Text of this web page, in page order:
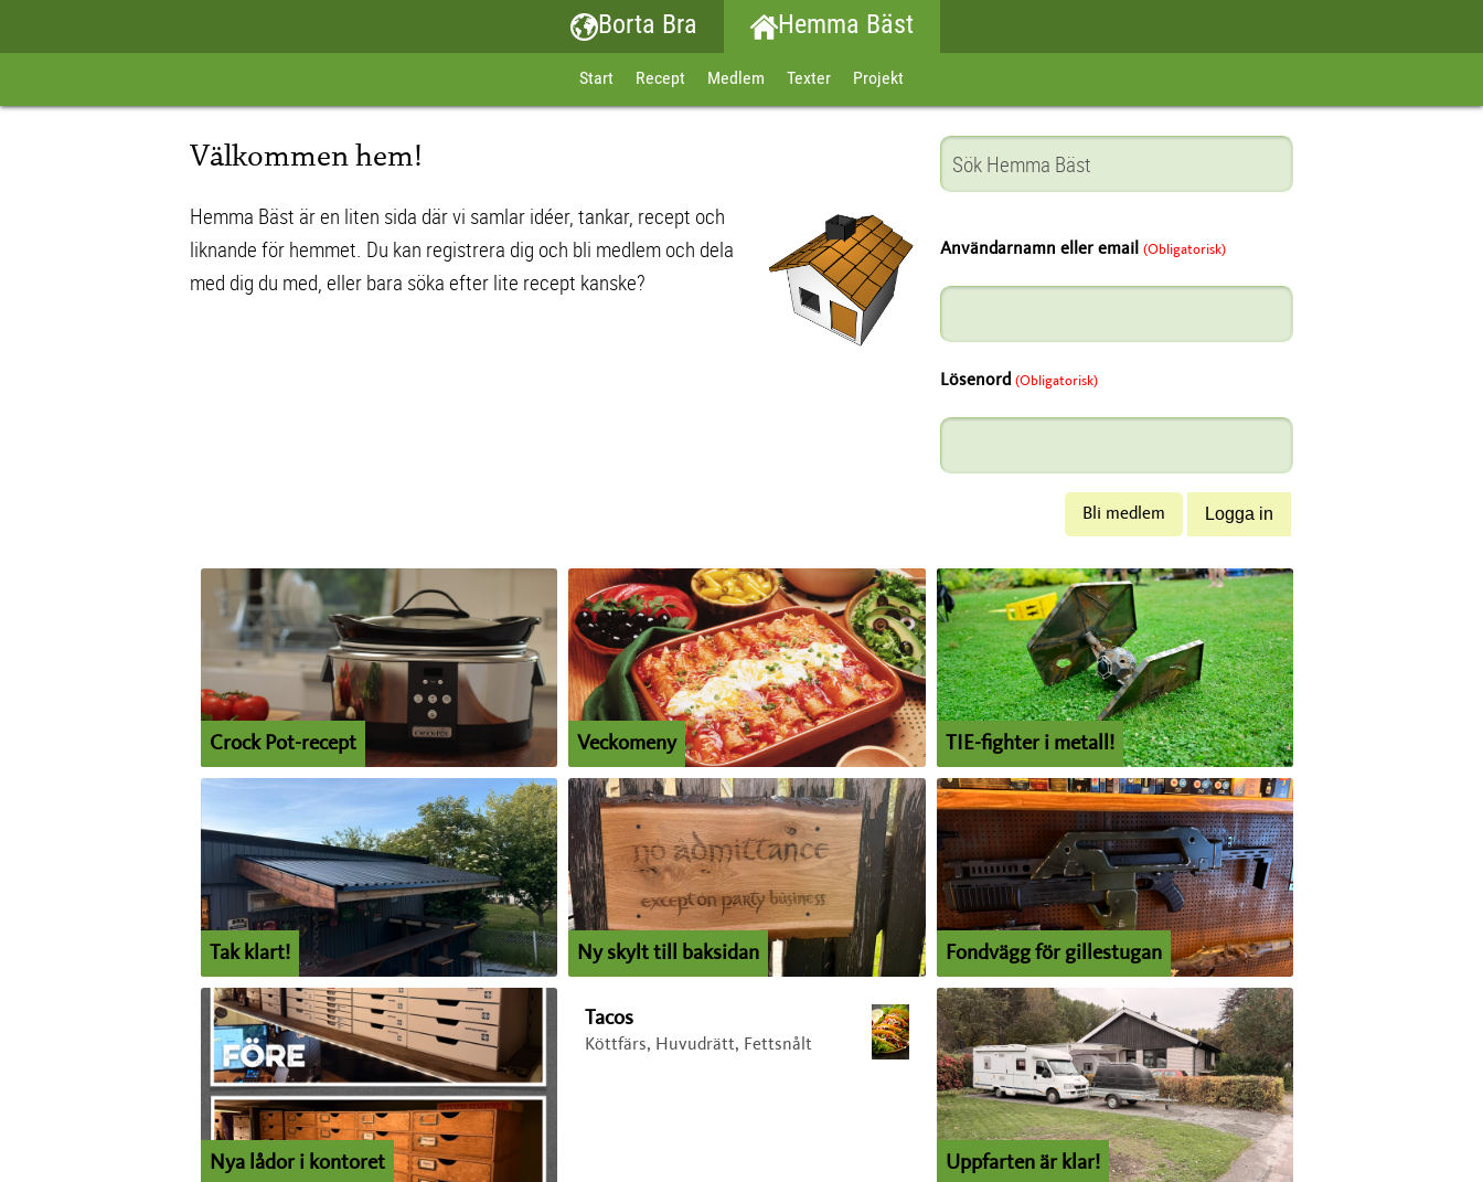
Borta Bra Hemma Bäst
Start Recept Medlem Texter Projekt
Välkommen hem!
Hemma Bäst är en liten sida där vi samlar idéer, tankar, recept och
liknande för hemmet. Du kan registrera dig och bli medlem och dela
med dig du med, eller bara söka efter lite recept kanske?
Användarnamn eller email (Obligatorisk)
Lösenord (Obligatorisk)
Bli medlem
Crock Pot-recept Veckomeny TIE-fighter i metall!
Tak klart! Ny skylt till baksidan Fondvägg för gillestugan
Nya lådor i kontoret
Tacos
Köttfärs, Huvudrätt, Fettsnålt
Uppfarten är klar!